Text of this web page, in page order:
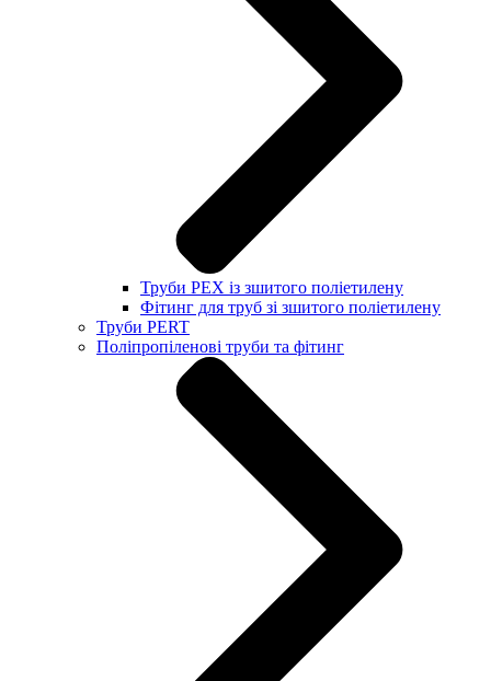
Труби PEX із зшитого поліетилену
Фітинг для труб зі зшитого поліетилену
Труби PERT
Поліпропіленові труби та фітинг